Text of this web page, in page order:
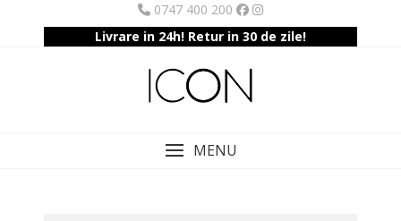
0747 400 200
Livrare in 24h! Retur in 30 de zile!
MENU